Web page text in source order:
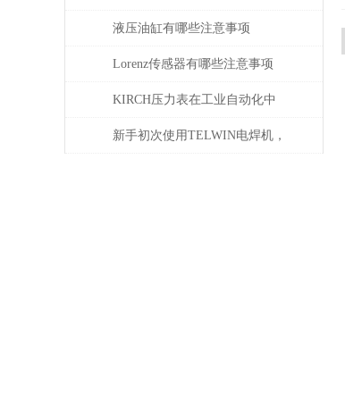
液压油缸有哪些注意事项
Lorenz传感器有哪些注意事项
KIRCH压力表在工业自动化中
的角色与价值
新手初次使用TELWIN电焊机，